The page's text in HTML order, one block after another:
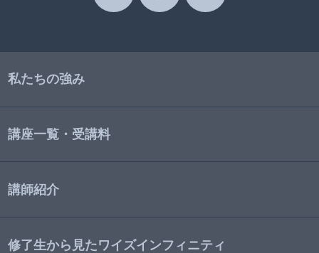
私たちの強み
講座一覧・受講料
講師紹介
修了生から見たワイズインフィニティ